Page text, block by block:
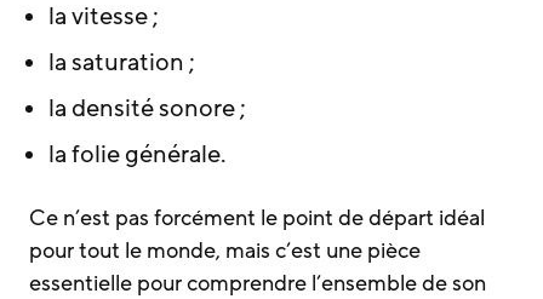
la vitesse ;
la saturation ;
la densité sonore ;
la folie générale.
Ce n’est pas forcément le point de départ idéal
pour tout le monde, mais c’est une pièce
essentielle pour comprendre l’ensemble de son